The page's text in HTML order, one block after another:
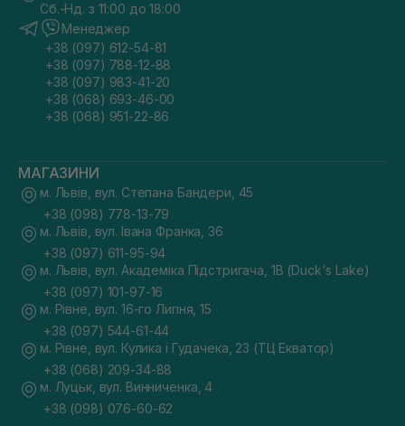
Сб.-Нд. з 11:00 до 18:00
Менеджер
+38 (097) 612-54-81
+38 (097) 788-12-88
+38 (097) 983-41-20
+38 (068) 693-46-00
+38 (068) 951-22-86
МАГАЗИНИ
м. Львів, вул. Степана Бандери, 45
+38 (098) 778-13-79
м. Львів, вул. Івана Франка, 36
+38 (097) 611-95-94
м. Львів, вул. Академіка Підстригача, 1В (Duck's Lake)
+38 (097) 101-97-16
м. Рівне, вул. 16-го Липня, 15
+38 (097) 544-61-44
м. Рівне, вул. Кулика і Гудачека, 23 (ТЦ Екватор)
+38 (068) 209-34-88
м. Луцьк, вул. Винниченка, 4
+38 (098) 076-60-62